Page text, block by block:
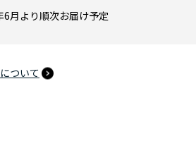
6月より順次お届け予定
ついて